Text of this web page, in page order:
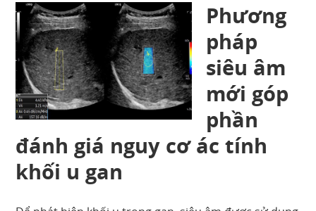
Phương
pháp
siêu âm
mới góp
phần
đánh giá nguy cơ ác tính
khối u gan